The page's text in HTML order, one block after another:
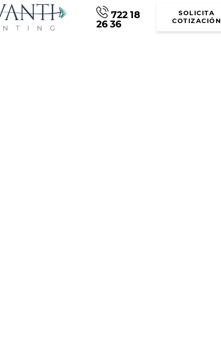
722 18
26 36
SOLICITA
COTIZACIÓN